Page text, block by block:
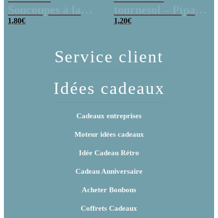
poudre (x20)
1,80€
x 3
1,20€
Service client
Idées cadeaux
Cadeaux entreprises
Moteur idées cadeaux
Idée Cadeau Rétro
Cadeau Anniversaire
Acheter Bonbons
Coffrets Cadeaux